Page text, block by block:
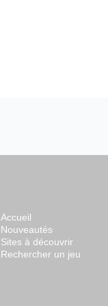
Accueil
Nouveautés
Sites à découvrir
Rechercher un jeu